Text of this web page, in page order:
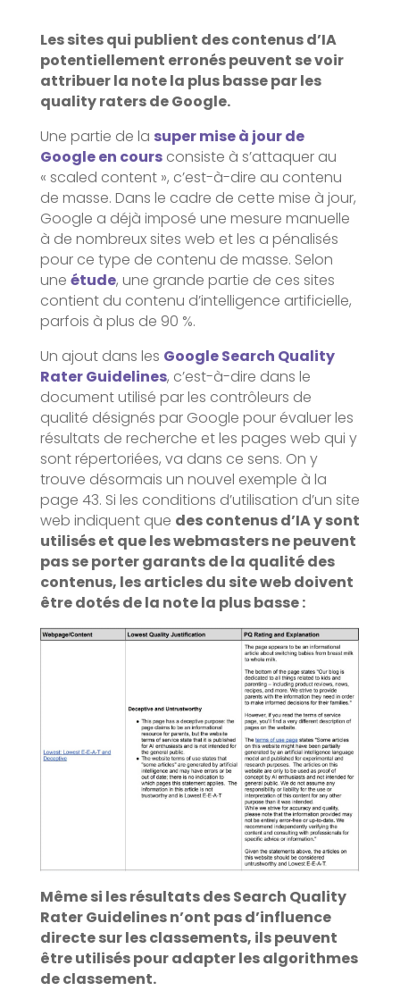
Les sites qui publient des contenus d’IA
potentiellement erronés peuvent se voir
attribuer la note la plus basse par les
quality raters de Google.
Une partie de la super mise à jour de
Google en coursconsiste à s’attaquer au
« scaled content », c’est-à-dire au contenu
de masse. Dans le cadre de cette mise à jour,
Google a déjà imposé une mesure manuelle
à de nombreux sites web et les a pénalisés
pour ce type de contenu de masse. Selon
une étude, une grande partie de ces sites
contient du contenu d’intelligence artificielle,
parfois à plus de 90 %.
Un ajout dans les Google Search Quality
Rater Guidelines, c’est-à-dire dans le
document utilisé par les contrôleurs de
qualité désignés par Google pour évaluer les
résultats de recherche et les pages web qui y
sont répertoriées, va dans ce sens. On y
trouve désormais un nouvel exemple à la
page 43. Si les conditions d’utilisation d’un site
web indiquent que des contenus d’IA y sont
utilisés et que les webmasters ne peuvent
pas se porter garants de la qualité des
contenus, les articles du site web doivent
être dotés de la note la plus basse :
Même si les résultats des Search Quality
Rater Guidelines n’ont pas d’influence
directe sur les classements, ils peuvent
être utilisés pour adapter les algorithmes
de classement.